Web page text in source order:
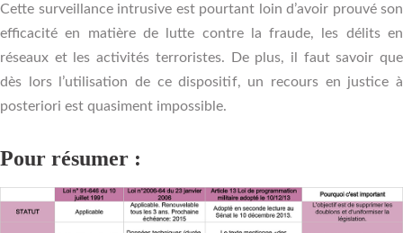
Cette surveillance intrusive est pourtant loin d’avoir prouvé son
efficacité en matière de lutte contre la fraude, les délits en
réseaux et les activités terroristes. De plus, il faut savoir que
dès lors l’utilisation de ce dispositif, un recours en justice à
posteriori est quasiment impossible.
Pour résumer :